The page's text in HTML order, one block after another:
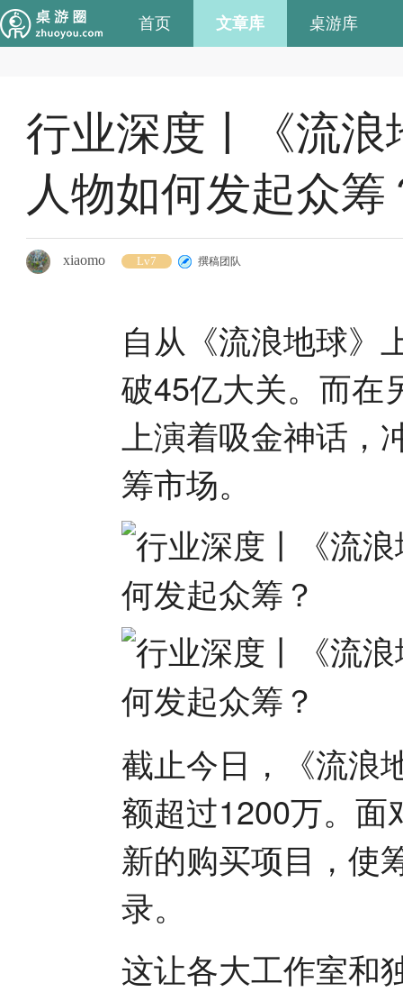
首页 文章库 桌游库
行业深度丨《流浪
人物如何发起众筹
xiaomo Lv7 撰稿团队
自从《流浪地球》
破45亿大关。而在
上演着吸金神话
筹市场。
截止今日，《流浪
额超过1200万。面
新的购买项目，使
录。
这让各大工作室和